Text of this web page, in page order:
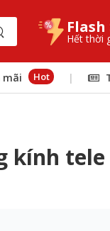
Flash
Hết thời
mãi Hot |
kính